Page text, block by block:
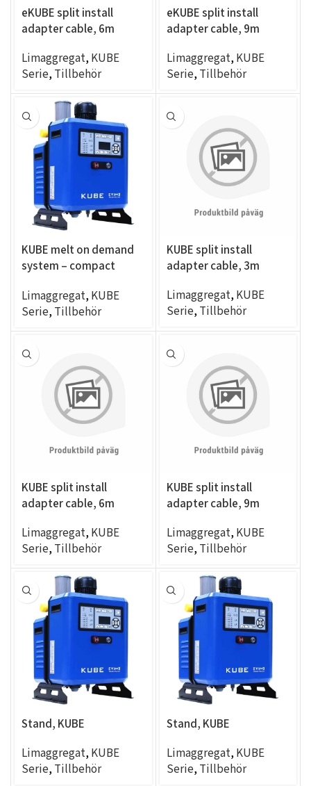
eKUBE split install
adapter cable, 6m
Limaggregat, KUBE
Serie, Tillbehör
eKUBE split install
adapter cable, 9m
Limaggregat, KUBE
Serie, Tillbehör
KUBE melt on demand
system – compact
Limaggregat, KUBE
Serie, Tillbehör
KUBE split install
adapter cable, 3m
Limaggregat, KUBE
Serie, Tillbehör
KUBE split install
adapter cable, 6m
Limaggregat, KUBE
Serie, Tillbehör
KUBE split install
adapter cable, 9m
Limaggregat, KUBE
Serie, Tillbehör
Stand, KUBE
Limaggregat, KUBE
Serie, Tillbehör
Stand, KUBE
Limaggregat, KUBE
Serie, Tillbehör